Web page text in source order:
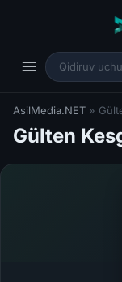
AsilMedia.NET »
Gülten